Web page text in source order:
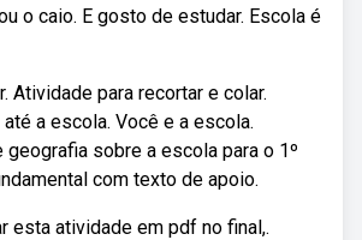
o caio. E gosto de estudar. Escola é
Atividade para recortar e colar.
a escola. Você e a escola.
sobre a escola para o 1º
com texto de apoio.
esta atividade em pdf no final,.